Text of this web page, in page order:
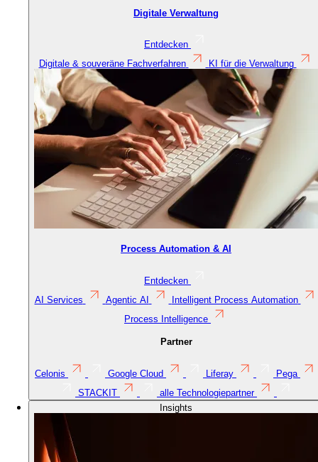
Digitale Verwaltung
Entdecken
Digitale & souveräne Fachverfahren
KI für die Verwaltung
Process Automation & AI
Entdecken
AI Services
Agentic AI
Intelligent Process Automation
Process Intelligence
Partner
Celonis Google Cloud Liferay
Pega
STACKIT
alle Technologiepartner
Insights